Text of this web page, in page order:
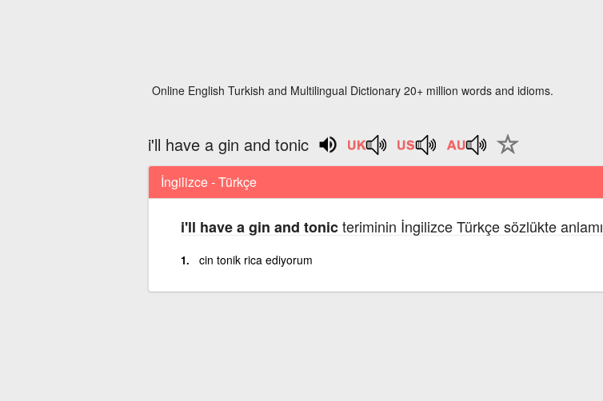
Online English Turkish and Multilingual Dictionary 20+ million words and idioms.
i'll have a gin and tonic
İngilizce - Türkçe
i'll have a gin and tonicteriminin İngilizce Türkçe sözlükte anlamı
cin tonik rica ediyorum